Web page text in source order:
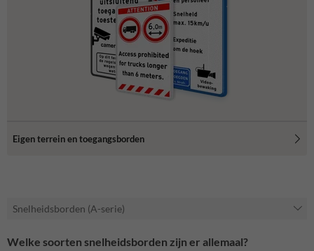
Eigen terrein en toegangsborden
Snelheidsborden (A-serie)
Welke soorten snelheidsborden zijn er allemaal?